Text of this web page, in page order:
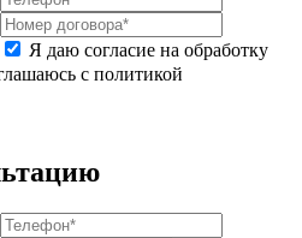
Я даю согласие на обработку
с политикой